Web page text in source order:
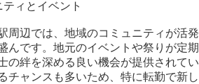
ィとイベント
周辺では、地域のコミュニティが活発
んです。地元のイベントや祭りが定期
の絆を深める良い機会が提供されてい
チャンスも多いため、特に転勤で新し